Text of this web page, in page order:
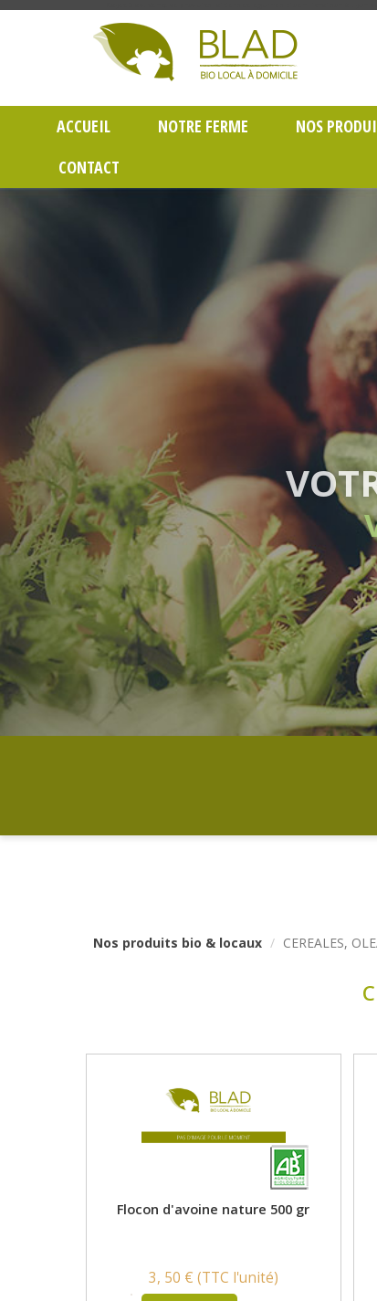
ACCUEIL NOTRE FERME NOS
CONTACT
Nos produits bio & locaux CEREALES,
Flocon d'avoine nature 500 gr
3, 50 € (TTC l'unité)